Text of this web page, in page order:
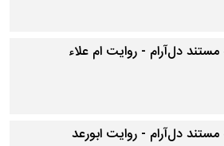
دل‌آرام - روایت ام علاء
دل‌آرام - روایت ابورعد